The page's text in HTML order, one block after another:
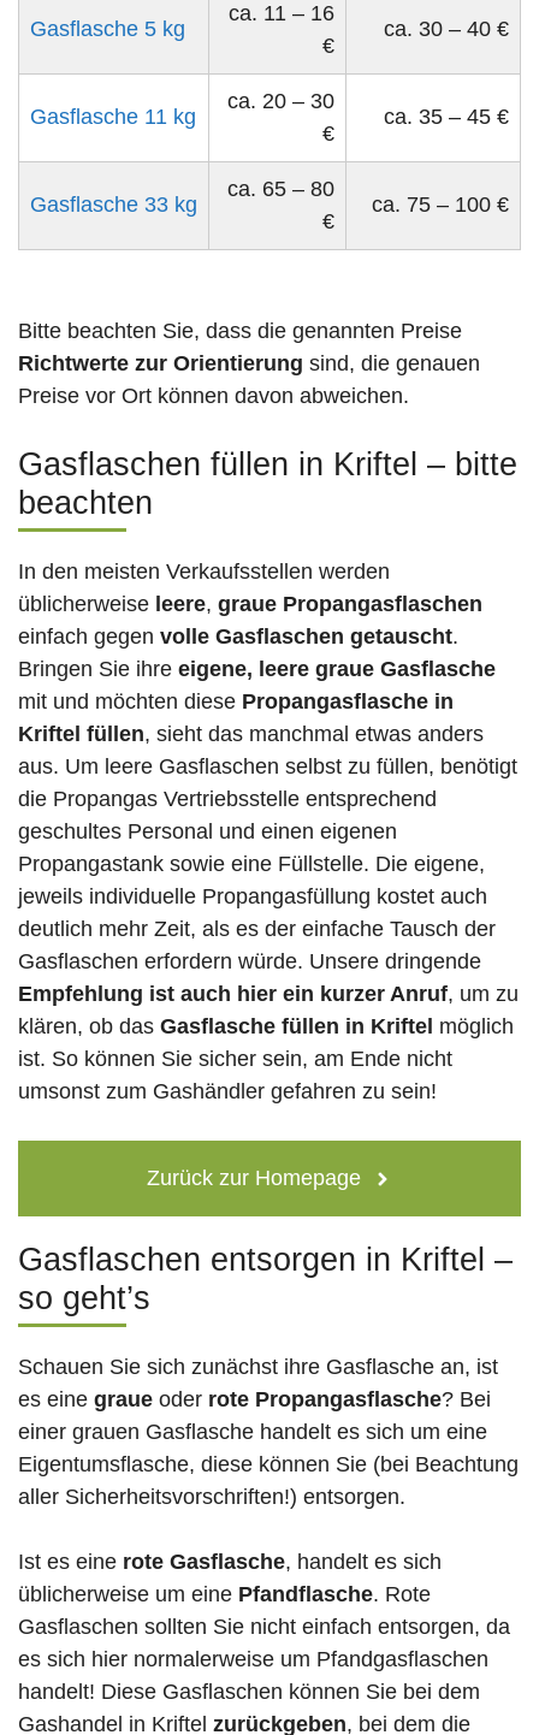
Gasflasche 5 kg
ca. 11 – 16
€
ca. 30 – 40 €
Gasflasche 11 kg
ca. 20 – 30
€
ca. 35 – 45 €
Gasflasche 33 kg
ca. 65 – 80
€
ca. 75 – 100 €
Bitte beachten Sie, dass die genannten Preise
Richtwerte zur Orientierung sind, die genauen
Preise vor Ort können davon abweichen.
Gasflaschen füllen in Kriftel – bitte
beachten
In den meisten Verkaufsstellen werden
üblicherweise leere, graue Propangasflaschen
einfach gegen volle Gasflaschen getauscht.
Bringen Sie ihre eigene, leere graue Gasflasche
mit und möchten diese Propangasflasche in
Kriftel füllen, sieht das manchmal etwas anders
aus. Um leere Gasflaschen selbst zu füllen, benötigt
die Propangas Vertriebsstelle entsprechend
geschultes Personal und einen eigenen
Propangastank sowie eine Füllstelle. Die eigene,
jeweils individuelle Propangasfüllung kostet auch
deutlich mehr Zeit, als es der einfache Tausch der
Gasflaschen erfordern würde. Unsere dringende
Empfehlung ist auch hier ein kurzer Anruf, um zu
klären, ob das Gasflasche füllen in Kriftel möglich
ist. So können Sie sicher sein, am Ende nicht
umsonst zum Gashändler gefahren zu sein!
Zurück zur Homepage
Gasflaschen entsorgen in Kriftel –
so geht’s
Schauen Sie sich zunächst ihre Gasflasche an, ist
es eine graue oder rote Propangasflasche? Bei
einer grauen Gasflasche handelt es sich um eine
Eigentumsflasche, diese können Sie (bei Beachtung
aller Sicherheitsvorschriften!) entsorgen.
Ist es eine rote Gasflasche, handelt es sich
üblicherweise um eine Pfandflasche. Rote
Gasflaschen sollten Sie nicht einfach entsorgen, da
es sich hier normalerweise um Pfandgasflaschen
handelt! Diese Gasflaschen können Sie bei dem
Gashandel in Kriftel zurückgeben, bei dem die